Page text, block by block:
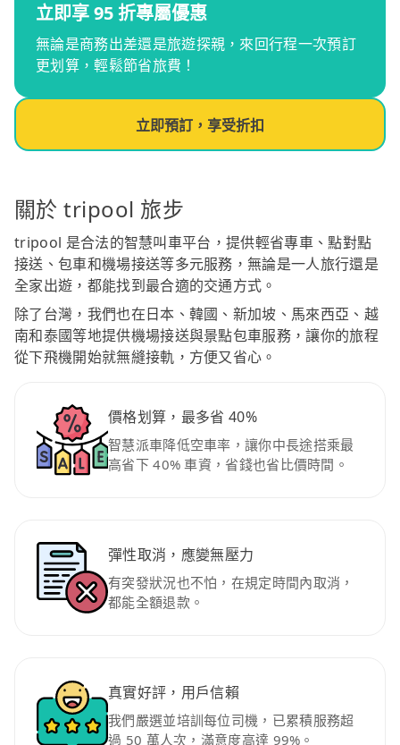
立即享 95 折專屬優惠
無論是商務出差還是旅遊探親，來回行程一次預訂
更划算，輕鬆節省旅費！
立即預訂，享受折扣
關於 tripool 旅步
tripool 是合法的智慧叫車平台，提供輕省專車、點對點
接送、包車和機場接送等多元服務，無論是一人旅行還是
全家出遊，都能找到最合適的交通方式。
除了台灣，我們也在日本、韓國、新加坡、馬來西亞、越
南和泰國等地提供機場接送與景點包車服務，讓你的旅程
從下飛機開始就無縫接軌，方便又省心。
價格划算，最多省 40%
智慧派車降低空車率，讓你中長途搭乘最
高省下 40% 車資，省錢也省比價時間。
彈性取消，應變無壓力
有突發狀況也不怕，在規定時間內取消，
都能全額退款。
真實好評，用戶信賴
我們嚴選並培訓每位司機，已累積服務超
過 50 萬人次，滿意度高達 99%。